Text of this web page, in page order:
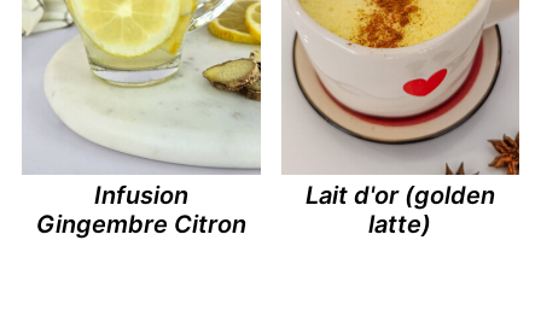
Infusion
Gingembre Citron
Lait d'or (golden
latte)